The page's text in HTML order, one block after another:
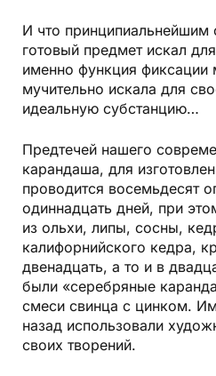
И что
готовый предмет искал
именно функция фиксации
мучительно искала для
идеальную субстанцию…
Предтечей нашего
карандаша, для
проводится восемьдесят
одиннадцать дней, при
из ольхи, липы, сосны,
калифорнийского кедра,
двенадцать, а то и в
были «серебряные
смеси свинца с цинком.
назад использовали
своих творений.